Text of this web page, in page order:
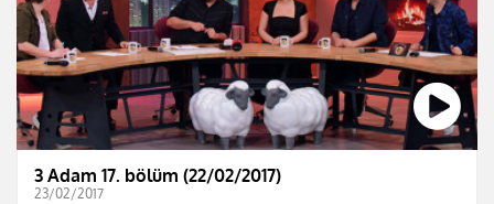
3 Adam 17. bölüm (22/02/2017)
23/02/2017